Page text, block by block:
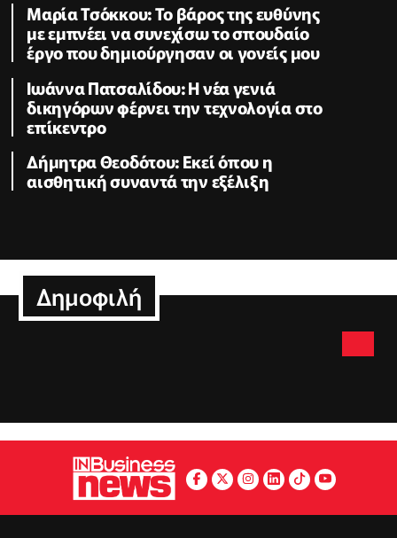
Μαρία Τσόκκου: Το βάρος της ευθύνης
με εμπνέει να συνεχίσω το σπουδαίο
έργο που δημιούργησαν οι γονείς μου
Ιωάννα Πατσαλίδου: Η νέα γενιά
δικηγόρων φέρνει την τεχνολογία στο
επίκεντρο
Δήμητρα Θεοδότου: Εκεί όπου η
αισθητική συναντά την εξέλιξη
Δημοφιλή